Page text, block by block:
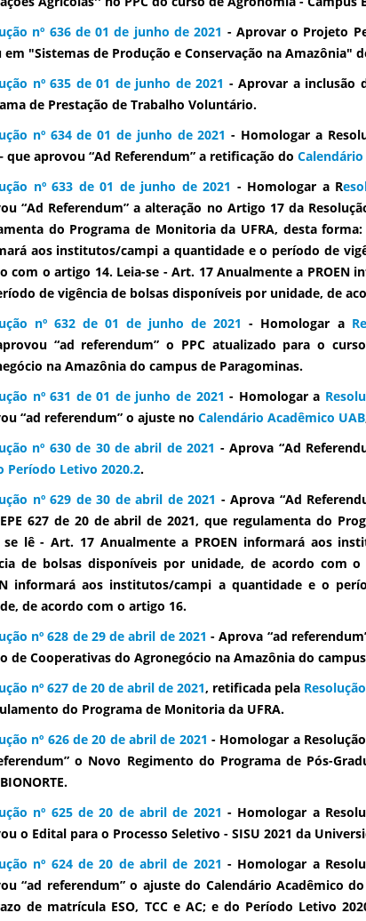
nº 636 de 01 de junho de 2021 - Aprovar o Projeto
em "Sistemas de Produção e Conservação na Amazônia"
nº 635 de 01 de junho de 2021 - Aprovar a inclusão
de Prestação de Trabalho Voluntário.
nº 634 de 01 de junho de 2021 - Homologar a
que aprovou “Ad Referendum” a retificação do
nº 633 de 01 de junho de 2021 - Homologar a R
“Ad Referendum” a alteração no Artigo 17 da
do Programa de Monitoria da UFRA, desta
aos institutos/campi a quantidade e o período de
com o artigo 14. Leia-se - Art. 17 Anualmente a
de vigência de bolsas disponíveis por unidade, de
nº 632 de 01 de junho de 2021 - Homologar a
“ad referendum” o PPC atualizado para o
na Amazônia do campus de Paragominas.
nº 631 de 01 de junho de 2021 - Homologar a
“ad referendum” o ajuste no Calendário Acadêmico UAB
nº 630 de 30 de abril de 2021 - Aprova “Ad
Período Letivo 2020.2.
nº 629 de 30 de abril de 2021 - Aprova “Ad
627 de 20 de abril de 2021, que regulamenta do
se lê - Art. 17 Anualmente a PROEN informará aos
de bolsas disponíveis por unidade, de acordo com
informará aos institutos/campi a quantidade e o
de acordo com o artigo 16.
nº 628 de 29 de abril de 2021 - Aprova “ad
de Cooperativas do Agronegócio na Amazônia do
nº 627 de 20 de abril de 2021, retificada pela
do Programa de Monitoria da UFRA.
nº 626 de 20 de abril de 2021 - Homologar a
o Novo Regimento do Programa de Pós-
nº 625 de 20 de abril de 2021 - Homologar a
o Edital para o Processo Seletivo - SISU 2021 da
nº 624 de 20 de abril de 2021 - Homologar a
“ad referendum” o ajuste do Calendário Acadêmico
de matrícula ESO, TCC e AC; e do Período Letivo